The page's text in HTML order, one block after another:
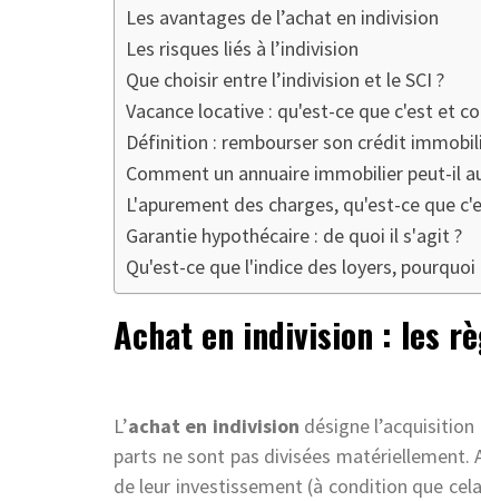
Les avantages de l’achat en indivision
Les risques liés à l’indivision
Que choisir entre l’indivision et le SCI ?
Vacance locative : qu'est-ce que c'est et
Définition : rembourser son crédit
Comment un annuaire immobilier peut-il
L'apurement des charges, qu'est-ce que
Garantie hypothécaire : de quoi il s'agit ?
Qu'est-ce que l'indice des loyers,
Achat en indivision : les
L’achat en indivision désigne
parts ne sont pas divisées matériellement.
de leur investissement (à condition que